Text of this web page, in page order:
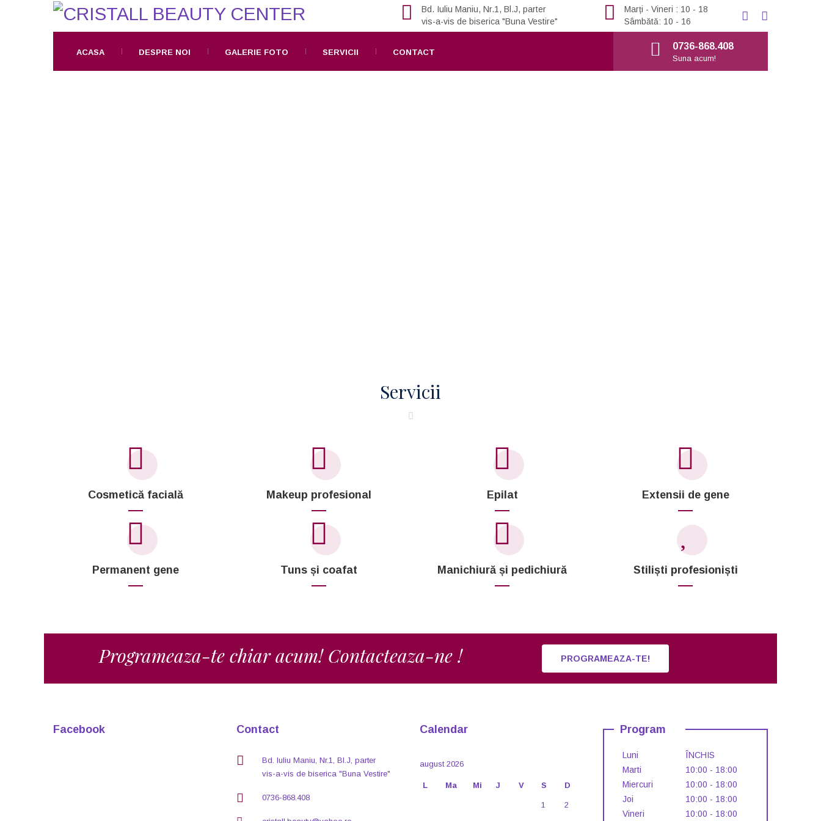
Marți - Vineri : 10 - 18
Sâmbătă: 10 - 16
Bd. Iuliu Maniu, Nr.1, Bl.J, parter
vis-a-vis de biserica "Buna Vestire"
ACASA DESPRE NOI GALERIE FOTO SERVICII CONTACT
0736-868.408
Suna acum!
Servicii
Cosmetică facială Makeup profesional Epilat Extensii de gene
Permanent gene Tuns și coafat Manichiură și pedichiură Stiliști profesioniști
Programeaza-te chiar acum! Contacteaza-ne ! PROGRAMEAZA-TE!
Facebook Contact
Bd. Iuliu Maniu, Nr.1, Bl.J, parter
vis-a-vis de biserica "Buna Vestire"
0736-868.408
Calendar
august 2026
L Ma Mi J V S D
1 2
Program
Luni
ÎNCHIS
Marti
10:00 - 18:00
Miercuri
10:00 - 18:00
Joi
10:00 - 18:00
Vineri
10:00 - 18:00